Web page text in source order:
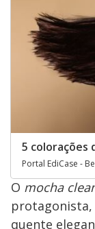
5 colorações
Portal EdiCase -
O mocha
quente